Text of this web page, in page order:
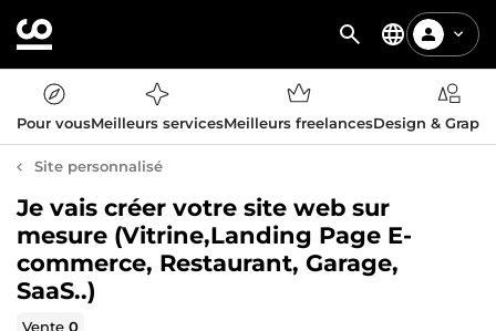
Pour vousMeilleurs servicesMeilleurs freelancesDesign &
Site personnalisé
Je vais créer votre site web sur
mesure (Vitrine,Landing Page E-
commerce, Restaurant, Garage,
SaaS..)
Vente0